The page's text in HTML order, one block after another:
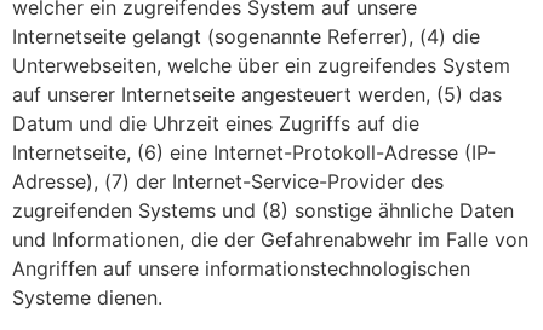
welcher ein zugreifendes System auf unsere
Internetseite gelangt (sogenannte Referrer), (4) die
Unterwebseiten, welche über ein zugreifendes System
auf unserer Internetseite angesteuert werden, (5) das
Datum und die Uhrzeit eines Zugriffs auf die
Internetseite, (6) eine Internet-Protokoll-Adresse (IP-
Adresse), (7) der Internet-Service-Provider des
zugreifenden Systems und (8) sonstige ähnliche Daten
und Informationen, die der Gefahrenabwehr im Falle von
Angriffen auf unsere informationstechnologischen
Systeme dienen.